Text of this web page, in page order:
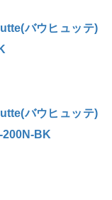
バウヒュッテ)
バウヒュッテ)
200N-BK